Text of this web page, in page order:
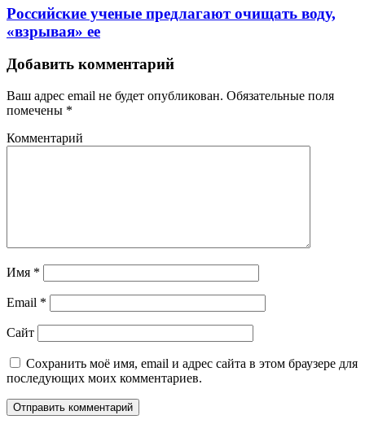
Российские ученые предлагают очищать воду,
«взрывая» ее
Добавить комментарий
Ваш адрес email не будет опубликован. Обязательные поля
помечены *
Комментарий
Имя *
Email *
Сайт
Сохранить моё имя, email и адрес сайта в этом браузере для
последующих моих комментариев.